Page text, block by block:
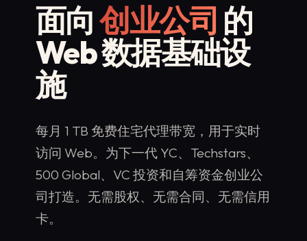
面向创业公司 的
Web 数据基础设
施
每月 1 TB 免费住宅代理带宽，用于实时
访问 Web。为下一代 YC、Techstars、
500 Global、VC 投资和自筹资金创业公
司打造。无需股权、无需合同、无需信用
卡。